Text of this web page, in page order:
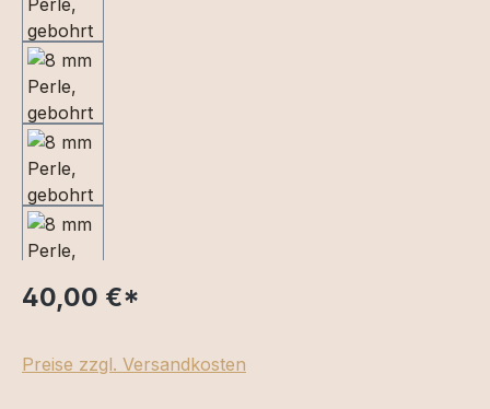
40,00 €*
Preise zzgl. Versandkosten